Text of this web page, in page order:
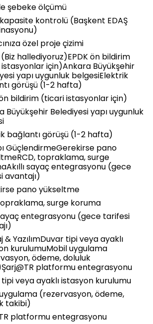
şebeke ölçümü
kontrolü (Başkent EDAŞ
özel proje çizimi
hallediyoruz)EPDK ön bildirim
için)Ankara Büyükşehir
yapı uygunluk belgesiElektrik
görüşü (1-2 hafta)
ön bildirim (ticari istasyonlar için)
Büyükşehir Belediyesi yapı uygunluk
bağlantı görüşü (1-2 hafta)
GüçlendirmeGerekirse pano
topraklama, surge
sayaç entegrasyonu (gece
avantajı)
pano yükseltme
surge koruma
entegrasyonu (gece tarifesi
& YazılımDuvar tipi veya ayaklı
kurulumuMobil uygulama
ödeme, doluluk
platformu entegrasyonu
veya ayaklı istasyon kurulumu
(rezervasyon, ödeme,
takibi)
platformu entegrasyonu